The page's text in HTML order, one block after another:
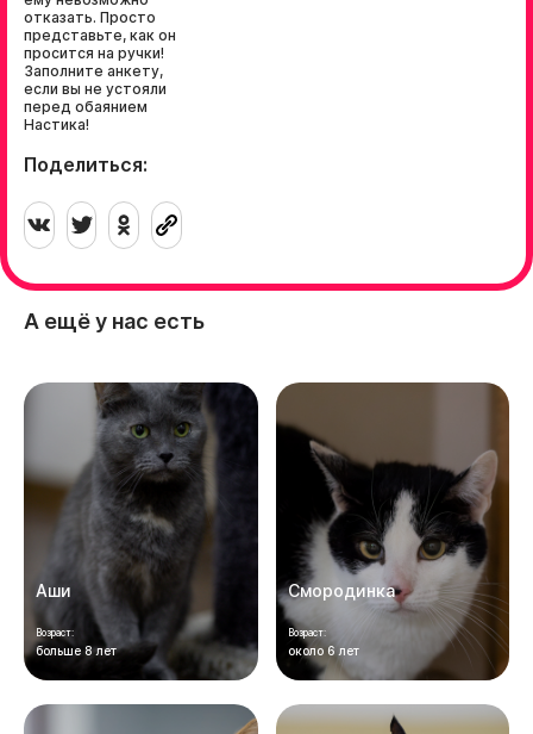
отказать. Просто
представьте, как он
просится на ручки!
Заполните анкету,
если вы не устояли
перед обаянием
Настика!
Поделиться:
А ещё у нас есть
Аши
Возраст:
больше 8 лет
Смородинка
Возраст:
около 6 лет